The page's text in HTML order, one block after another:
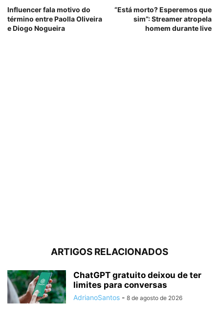
Influencer fala motivo do
término entre Paolla Oliveira
e Diogo Nogueira
“Está morto? Esperemos que
sim”: Streamer atropela
homem durante live
ARTIGOS RELACIONADOS
ChatGPT gratuito deixou de ter
limites para conversas
AdrianoSantos - 8 de agosto de 2026